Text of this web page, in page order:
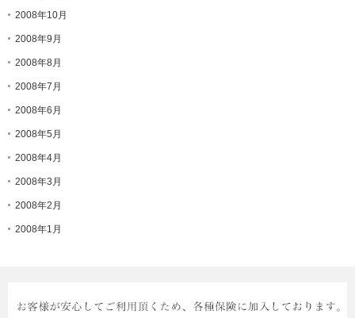
2008年10月
2008年9月
2008年8月
2008年7月
2008年6月
2008年5月
2008年4月
2008年3月
2008年2月
2008年1月